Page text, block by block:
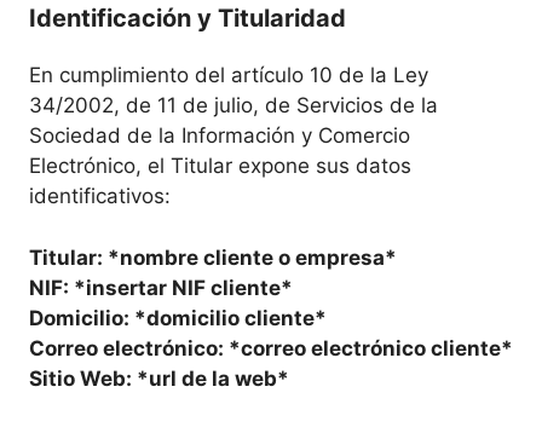
Identificación y Titularidad
En cumplimiento del artículo 10 de la Ley
34/2002, de 11 de julio, de Servicios de la
Sociedad de la Información y Comercio
Electrónico, el Titular expone sus datos
identificativos:
Titular: *nombre cliente o empresa*
NIF: *insertar NIF cliente*
Domicilio: *domicilio cliente*
Correo electrónico: *correo electrónico cliente*
Sitio Web: *url de la web*